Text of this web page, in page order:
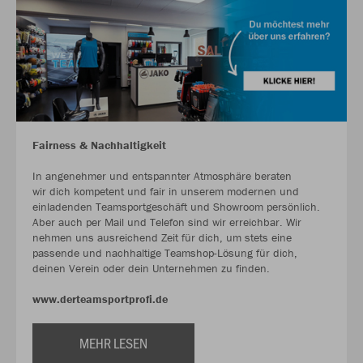
Fairness & Nachhaltigkeit
In angenehmer und entspannter Atmosphäre beraten
wir dich kompetent und fair in unserem modernen und
einladenden Teamsportgeschäft und Showroom persönlich.
Aber auch per Mail und Telefon sind wir erreichbar. Wir
nehmen uns ausreichend Zeit für dich, um stets eine
passende und nachhaltige Teamshop-Lösung für dich,
deinen Verein oder dein Unternehmen zu finden.
www.derteamsportprofi.de
MEHR LESEN